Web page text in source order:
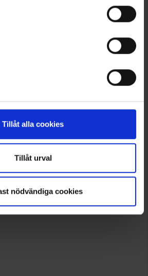
Tillåt alla cookies
Tillåt urval
nödvändiga cookies
inspiraatiota varten!
@engelsons_europe